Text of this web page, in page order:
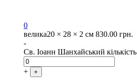
0
велика20 × 28 × 2 см 830.00 грн.
-
Св. Іоанн Шанхайський кількість
+ +